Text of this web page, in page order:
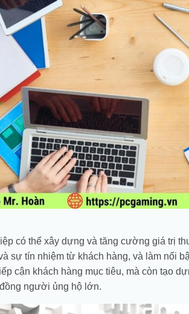
có thể xây dựng và tăng cường giá trị
sự tín nhiệm từ khách hàng, và làm nổi
cận khách hàng mục tiêu, mà còn tạo
người ủng hộ lớn.